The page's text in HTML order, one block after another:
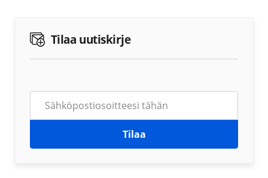
Tilaa uutiskirje
Tilaa